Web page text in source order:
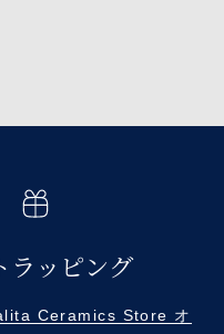
ラッピング
Ceramics Store オ